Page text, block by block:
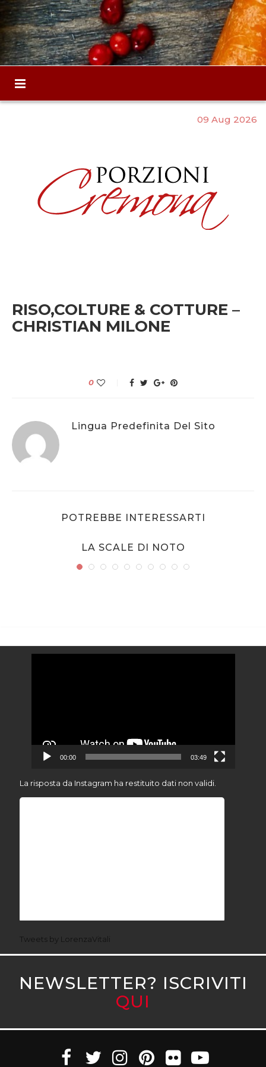
09 Aug 2026
RISO,COLTURE & COTTURE –
CHRISTIAN MILONE
0
Lingua Predefinita Del Sito
POTREBBE INTERESSARTI
LA SCALE DI NOTO
00:00 03:49
La risposta da Instagram ha restituito dati non validi.
Tweets by LorenzaVitali
NEWSLETTER? ISCRIVITI
QUI